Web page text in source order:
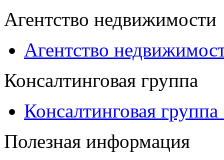
Агентство недвижимости
Агентство
Консалтинговая группа
Консалтинговая
Полезная информация